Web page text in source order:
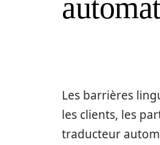
Les barrières
les clients, les
traducteur